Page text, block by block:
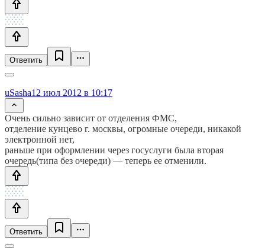
Ответить
uSasha12 июл 2012 в 10:17
Очень сильно зависит от отделения ФМС,
отделение кунцево г. москвы, огромные очереди, никакой
электронной нет,
раньше при оформлении через госуслуги была вторая
очередь(типа без очереди) — теперь ее отменили.
Ответить